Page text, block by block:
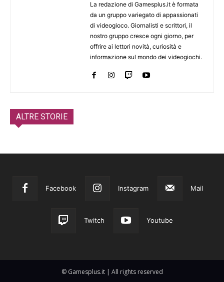
La redazione di Gamesplus.it è formata
da un gruppo variegato di appassionati
di videogioco. Giornalisti e scrittori, il
nostro gruppo cresce ogni giorno, per
offrire ai lettori novità, curiosità e
informazione sul mondo dei videogiochi.
ALTRE STORIE
Facebook Instagram Mail
Twitch Youtube
© Gamesplus.it | All rights reserved